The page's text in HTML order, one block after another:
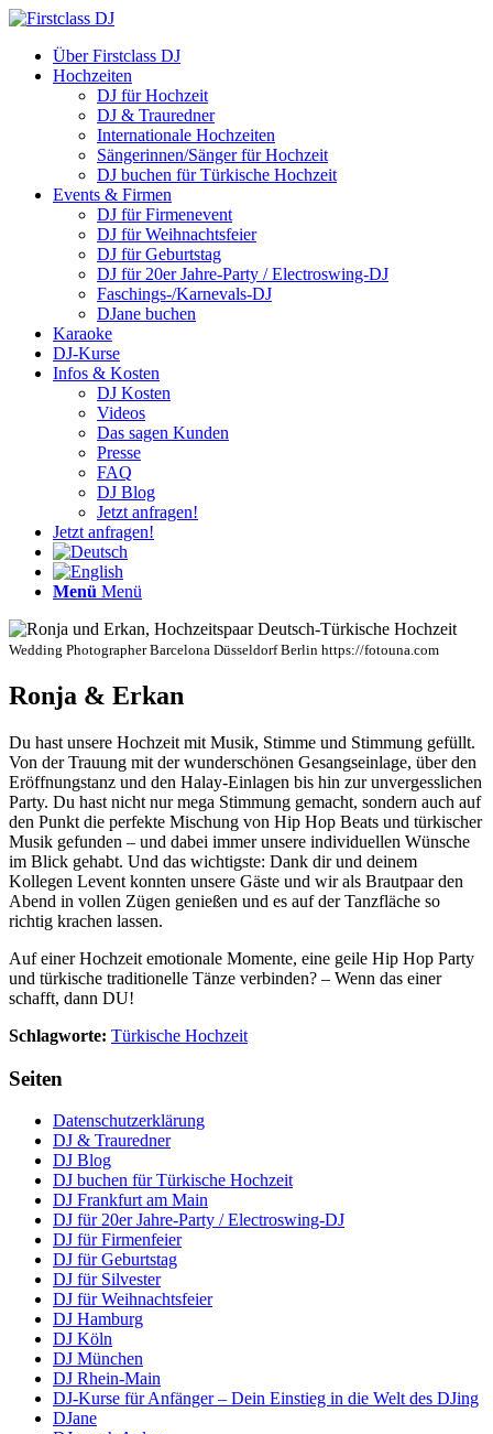
Über Firstclass DJ
Hochzeiten
DJ für Hochzeit
DJ & Trauredner
Internationale Hochzeiten
Sängerinnen/Sänger für Hochzeit
DJ buchen für Türkische Hochzeit
Events & Firmen
DJ für Firmenevent
DJ für Weihnachtsfeier
DJ für Geburtstag
DJ für 20er Jahre-Party / Electroswing-DJ
Faschings-/Karnevals-DJ
DJane buchen
Karaoke
DJ-Kurse
Infos & Kosten
DJ Kosten
Videos
Das sagen Kunden
Presse
FAQ
DJ Blog
Jetzt anfragen!
Jetzt anfragen!
Menü Menü
Wedding Photographer Barcelona Düsseldorf Berlin https://fotouna.com
Ronja & Erkan
Du hast unsere Hochzeit mit Musik, Stimme und Stimmung gefüllt.
Von der Trauung mit der wunderschönen Gesangseinlage, über den
Eröffnungstanz und den Halay-Einlagen bis hin zur unvergesslichen
Party. Du hast nicht nur mega Stimmung gemacht, sondern auch auf
den Punkt die perfekte Mischung von Hip Hop Beats und türkischer
Musik gefunden – und dabei immer unsere individuellen Wünsche
im Blick gehabt. Und das wichtigste: Dank dir und deinem
Kollegen Levent konnten unsere Gäste und wir als Brautpaar den
Abend in vollen Zügen genießen und es auf der Tanzfläche so
richtig krachen lassen.
Auf einer Hochzeit emotionale Momente, eine geile Hip Hop Party
und türkische traditionelle Tänze verbinden? – Wenn das einer
schafft, dann DU!
Schlagworte: Türkische Hochzeit
Seiten
Datenschutzerklärung
DJ & Trauredner
DJ Blog
DJ buchen für Türkische Hochzeit
DJ Frankfurt am Main
DJ für 20er Jahre-Party / Electroswing-DJ
DJ für Firmenfeier
DJ für Geburtstag
DJ für Silvester
DJ für Weihnachtsfeier
DJ Hamburg
DJ Köln
DJ München
DJ Rhein-Main
DJ-Kurse für Anfänger – Dein Einstieg in die Welt des DJing
DJane